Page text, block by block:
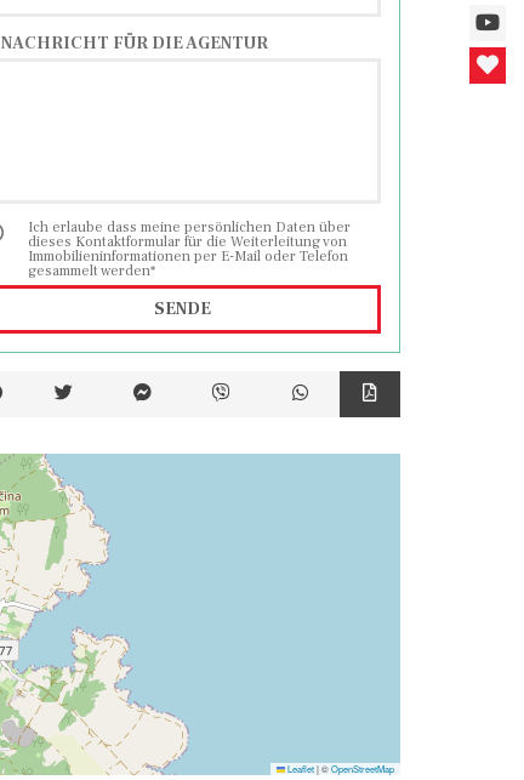
NACHRICHT FÜR DIE AGENTUR
Ich erlaube dass meine persönlichen Daten über
dieses Kontaktformular für die Weiterleitung von
Immobilieninformationen per E-Mail oder Telefon
gesammelt werden*
SENDE
Leaflet|©OpenStreetMap